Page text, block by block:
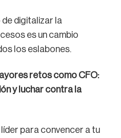
de digitalizar la
es un cambio
los eslabones.
retos como CFO:
y luchar contra la
para convencer a tu